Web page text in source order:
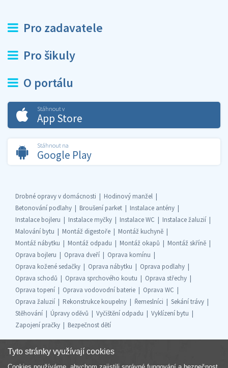
Pro zadavatele
Pro šikuly
O portálu
Stáhnout v
App Store
Stáhnout na
Google Play
Drobné opravy v domácnosti
Hodinový manžel
Betonování podlahy
Broušení parket
Instalace antény
Instalace bojleru
Instalace myčky Instalace WC
Instalace žaluzií
Malování bytu
Montáž digestoře
Montáž kuchyně
Montáž nábytku
Montáž odpadu Montáž okapů
Montáž skříně
Oprava bojleru
Oprava dveří
Oprava komínu
Oprava kožené sedačky
Oprava nábytku
Oprava podlahy
Oprava schodů
Oprava sprchového koutu
Oprava střechy
Oprava topení
Oprava vodovodní baterie
Oprava WC
Oprava žaluzií
Rekonstrukce koupelny Řemeslníci
Sekání trávy
Stěhování
Úpravy oděvů Vyčištění odpadu
Vyklízení bytu
Zapojení pračky
Bezpečnost dětí
Tyto stránky využívají cookies